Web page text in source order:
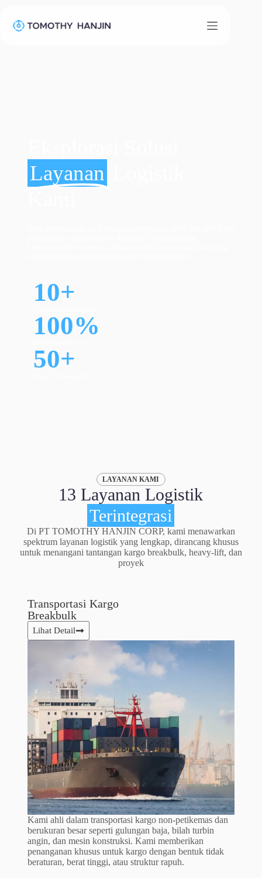
Layanan
10+
100%
50+
LAYANAN KAMI
13 Layanan Logistik
Terintegrasi
Di PT TOMOTHY HANJIN CORP, kami menawarkan
spektrum layanan logistik yang lengkap, dirancang khusus
untuk menangani tantangan kargo breakbulk, heavy-lift, dan
proyek
Transportasi Kargo
Breakbulk
Lihat Detail
Kami ahli dalam transportasi kargo non-petikemas dan
berukuran besar seperti gulungan baja, bilah turbin
angin, dan mesin konstruksi. Kami memberikan
penanganan khusus untuk kargo dengan bentuk tidak
beraturan, berat tinggi, atau struktur rapuh.